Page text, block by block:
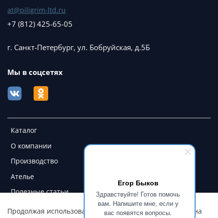
Егор Быков
Здравствуйте! Готов помочь
вам. Напишите мне, если у
вас появятся вопросы.
Каталог
О компании
Производство
Ателье
Полезные статьи
Контакты и магазины
at@piligrim-ltd.ru
+7 (812) 425-65-05
г. Санкт-Петербург, ул. Бобруйская, д.5Б
Мы в соцсетях
Продолжая использовать наш сайт, вы даете согласие на